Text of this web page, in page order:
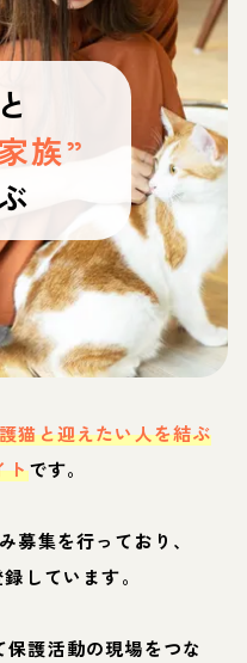
と
族”
猫と迎えたい人を結ぶ
トです。
募集を行っており、
しています。
護活動の現場をつな